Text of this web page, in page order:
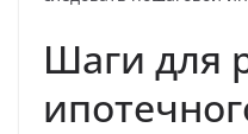
Шаги для